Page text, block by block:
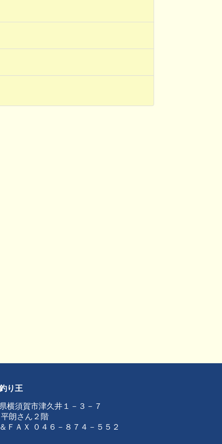
り王
横須賀市津久井１－３－７
朗さん２階
ＦＡＸ ０４６－８７４－５５２